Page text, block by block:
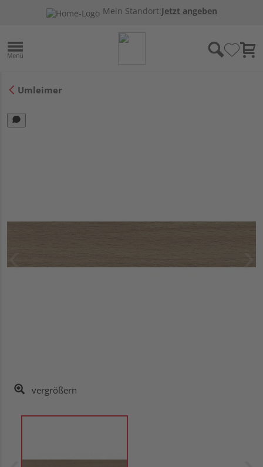
Mein Standort:Jetzt angeben
Umleimer
vergrößern